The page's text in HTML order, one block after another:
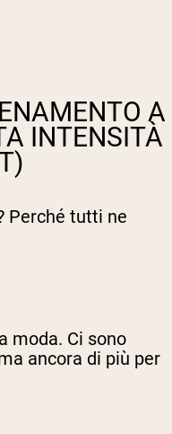
A
INTENSITÀ
Perché tutti ne
moda. Ci sono
ancora di più per